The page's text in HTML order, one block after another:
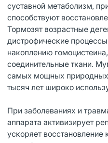
суставной метаболизм,
способствуют
Тормозят возрастные
дистрофические
накоплению
соединительные ткани.
самых мощных природных
тысяч лет широко
При заболеваниях и
аппарата активизирует
ускоряет восстановление